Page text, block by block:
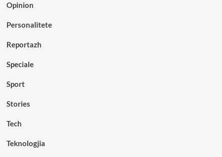
Opinion
Personalitete
Reportazh
Speciale
Sport
Stories
Tech
Teknologjia